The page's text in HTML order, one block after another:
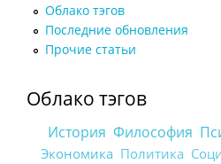
Облако тэгов
Последние обновления
Прочие статьи
Облако тэгов
История Философия
Экономика Политика